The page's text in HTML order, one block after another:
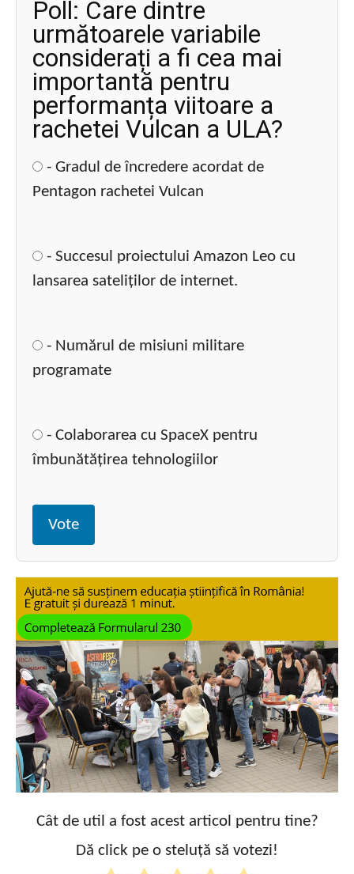
Poll: Care dintre
următoarele variabile
considerați a fi cea mai
importantă pentru
performanța viitoare a
rachetei Vulcan a ULA?
- Gradul de încredere acordat de
Pentagon rachetei Vulcan
- Succesul proiectului Amazon Leo cu
lansarea sateliților de internet.
- Numărul de misiuni militare
programate
- Colaborarea cu SpaceX pentru
îmbunătățirea tehnologiilor
Vote
Cât de util a fost acest articol pentru tine?
Dă click pe o steluță să votezi!